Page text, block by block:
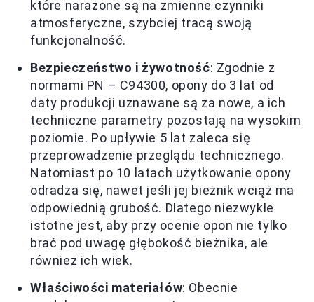
które narażone są na zmienne czynniki
atmosferyczne, szybciej tracą swoją
funkcjonalność.
Bezpieczeństwo i żywotność: Zgodnie z
normami PN – C94300, opony do 3 lat od
daty produkcji uznawane są za nowe, a ich
techniczne parametry pozostają na wysokim
poziomie. Po upływie 5 lat zaleca się
przeprowadzenie przeglądu technicznego.
Natomiast po 10 latach użytkowanie opony
odradza się, nawet jeśli jej bieżnik wciąż ma
odpowiednią grubość. Dlatego niezwykle
istotne jest, aby przy ocenie opon nie tylko
brać pod uwagę głębokość bieżnika, ale
również ich wiek.
Właściwości materiałów: Obecnie